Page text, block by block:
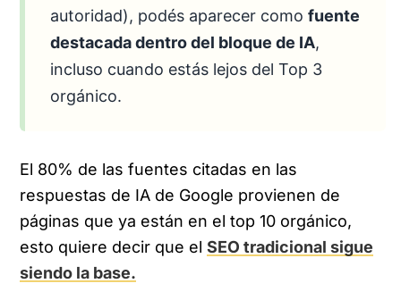
autoridad), podés aparecer como fuente
destacada dentro del bloque de IA,
incluso cuando estás lejos del Top 3
orgánico.
El 80% de las fuentes citadas en las
respuestas de IA de Google provienen de
páginas que ya están en el top 10 orgánico,
esto quiere decir que el SEO tradicional sigue
siendo la base.